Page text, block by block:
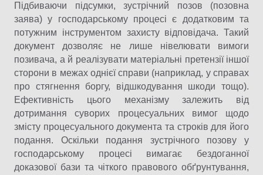
Підбиваючи підсумки, зустрічний позов (позовна
заява) у господарському процесі є додатковим та
потужним інструментом захисту відповідача. Такий
документ дозволяє не лише нівелювати вимоги
позивача, а й реалізувати матеріальні претензії іншої
сторони в межах однієї справи (наприклад, у справах
про стягнення боргу, відшкодування шкоди тощо).
Ефективність цього механізму залежить від
дотримання суворих процесуальних вимог щодо
змісту процесуального документа та строків для його
подання. Оскільки подання зустрічного позову у
господарському процесі вимагає бездоганної
доказової бази та чіткого правового обґрунтування,